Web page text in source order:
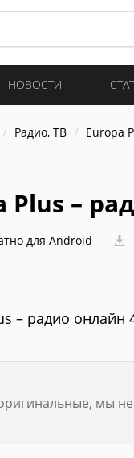
НОВОСТИ
Радио, ТВ Europa
Plus –
для Android
– радио онлайн
мы